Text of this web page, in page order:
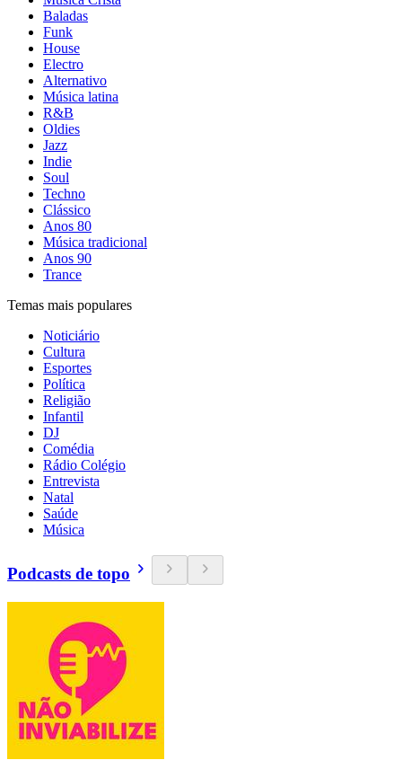
Baladas
Funk
House
Electro
Alternativo
Música latina
R&B
Oldies
Jazz
Indie
Soul
Techno
Clássico
Anos 80
Música tradicional
Anos 90
Trance
Temas mais populares
Noticiário
Cultura
Esportes
Política
Religião
Infantil
DJ
Comédia
Rádio Colégio
Entrevista
Natal
Saúde
Música
Podcasts de topo